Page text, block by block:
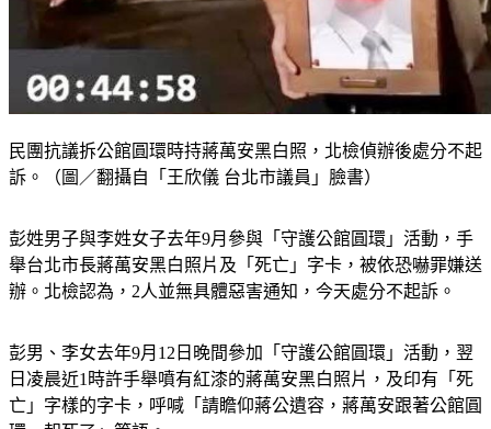
民團抗議拆公館圓環時持蔣萬安黑白照，北檢偵辦後處分不起
訴。（圖／翻攝自「王欣儀 台北市議員」臉書）
彭姓男子與李姓女子去年9月參與「守護公館圓環」活動，手
舉台北市長蔣萬安黑白照片及「死亡」字卡，被依恐嚇罪嫌送
辦。北檢認為，2人並無具體惡害通知，今天處分不起訴。
彭男、李女去年9月12日晚間參加「守護公館圓環」活動，翌
日凌晨近1時許手舉噴有紅漆的蔣萬安黑白照片，及印有「死
亡」字樣的字卡，呼喊「請瞻仰蔣公遺容，蔣萬安跟著公館圓